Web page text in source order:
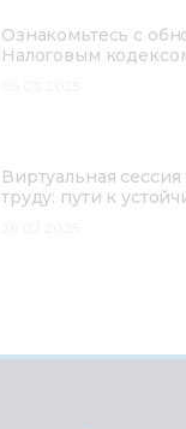
Ознакомьтесь с
Налоговым
Виртуальная
труду: пути к